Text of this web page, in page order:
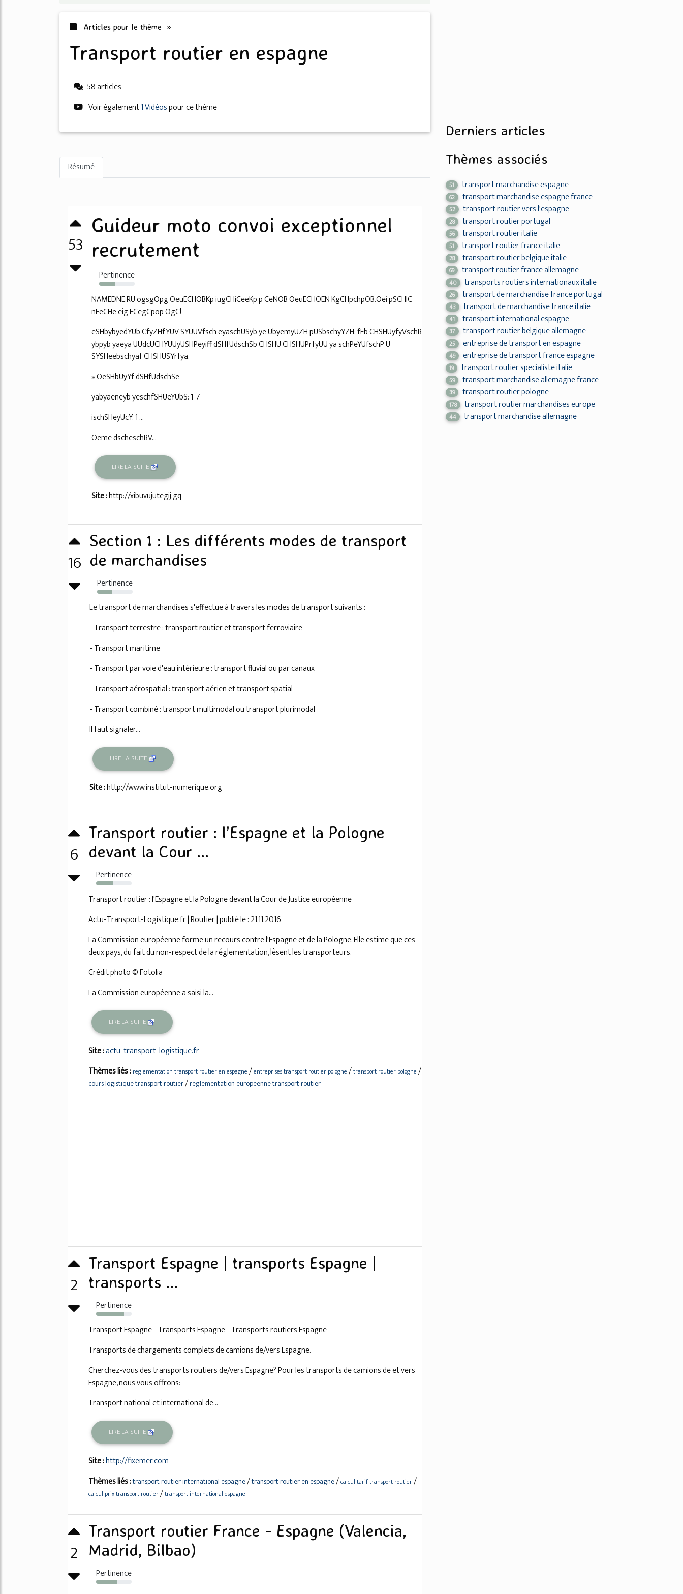
Articles pour le thème »
transport routier en espagne
58 articles
Voir également1 Vidéospour ce thème
Résumé
53
Guideur moto convoi exceptionnel
recrutement
Pertinence
46%
NAMEDNE.RU ogsgOpg OeuECHOBKp iugCHiCeeKp p CeNOB OeuECHOEN KgCHpchpOB.Oei pSCHIC
nEeCHe eig ECegCpop OgC!
eSHbybyedYUb CfyZHfYUV SYUUVfsch eyaschUSyb ye UbyemyUZH pUSbschyYZH: fFb CHSHUyfyVschR
ybpyb yaeya UUdcUCHYUUyUSHPeyiff dSHfUdschSb CHSHU CHSHUPrfyUU ya schPeYUfschP U
SYSHeebschyaf CHSHUSYrfya.
» OeSHbUyYf dSHfUdschSe
yabyaeneyb yeschfSHUeYUbS: 1-7
ischSHeyUcY: 1 ...
Oeme dscheschRV...
LIRE LA SUITE
Site :http://xibuvujutegij.gq
16
Section 1 : Les différents modes de transport
de marchandises
Pertinence
43%
Le transport de marchandises s'effectue à travers les modes de transport suivants :
- Transport terrestre : transport routier et transport ferroviaire
- Transport maritime
- Transport par voie d'eau intérieure : transport fluvial ou par canaux
- Transport aérospatial : transport aérien et transport spatial
- Transport combiné : transport multimodal ou transport plurimodal
Il faut signaler...
LIRE LA SUITE
Site :http://www.institut-numerique.org
6
Transport routier : l’Espagne et la Pologne
devant la Cour ...
Pertinence
47%
Transport routier : l'Espagne et la Pologne devant la Cour de Justice européenne
Actu-Transport-Logistique.fr | Routier | publié le : 21.11.2016
La Commission européenne forme un recours contre l'Espagne et de la Pologne. Elle estime que ces
deux pays, du fait du non-respect de la réglementation, lèsent les transporteurs.
Crédit photo © Fotolia
La Commission européenne a saisi la...
LIRE LA SUITE
Site :actu-transport-logistique.fr
Thèmes liés : reglementation transport routier en espagne /entreprises transport routier pologne /transport routier pologne /
cours logistique transport routier/reglementation europeenne transport routier
2
Transport Espagne | transports Espagne |
transports ...
Pertinence
79%
Transport Espagne - Transports Espagne - Transports routiers Espagne
Transports de chargements complets de camions de/vers Espagne.
Cherchez-vous des transports routiers de/vers Espagne? Pour les transports de camions de et vers
Espagne, nous vous offrons:
Transport national et international de...
LIRE LA SUITE
Site :http://fixemer.com
Thèmes liés :transport routier international espagne/transport routier en espagne/calcul tarif transport routier/
calcul prix transport routier/transport international espagne
2
Transport routier France - Espagne (Valencia,
Madrid, Bilbao)
Pertinence
58%
Derniers articles
Thèmes associés
51 transport marchandise espagne
62 transport marchandise espagne france
52 transport routier vers l'espagne
28 transport routier portugal
56 transport routier italie
51 transport routier france italie
28 transport routier belgique italie
69 transport routier france allemagne
40 transports routiers internationaux italie
26 transport de marchandise france portugal
43 transport de marchandise france italie
41 transport international espagne
37 transport routier belgique allemagne
25 entreprise de transport en espagne
49 entreprise de transport france espagne
19 transport routier specialiste italie
59 transport marchandise allemagne france
39 transport routier pologne
178 transport routier marchandises europe
44 transport marchandise allemagne